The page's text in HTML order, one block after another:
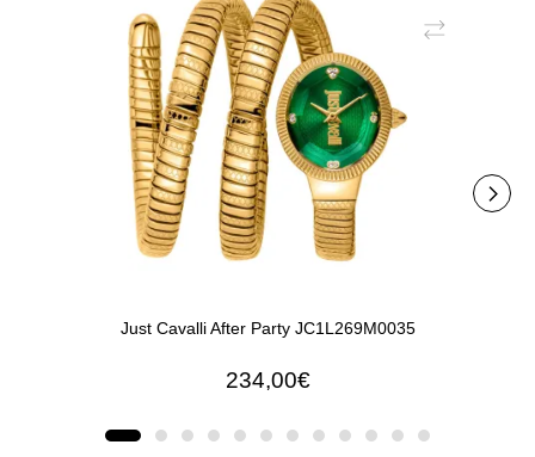
Just Cavalli After Party JC1L269M0035
234,00€